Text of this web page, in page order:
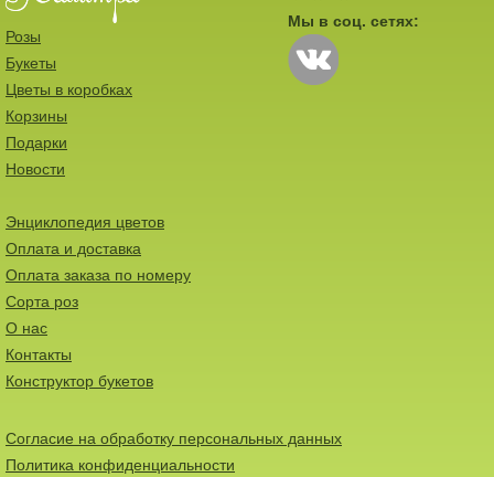
Мы в соц. сетях:
Розы
Букеты
Цветы в коробках
Корзины
Подарки
Новости
Энциклопедия цветов
Оплата и доставка
Оплата заказа по номеру
Сорта роз
О нас
Контакты
Конструктор букетов
Согласие на обработку персональных данных
Политика конфиденциальности